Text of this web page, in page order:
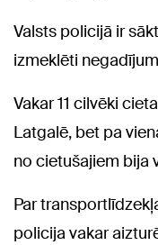
Valsts policijā ir
izmeklēti
Vakar 11 cilvēki
Latgalē, bet pa
no cietušajiem bija
Par
policija vakar